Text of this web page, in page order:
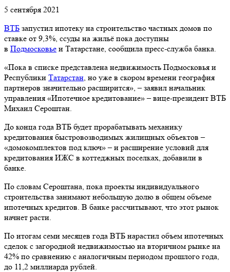
5 сентября 2021
ВТБ запустил ипотеку на строительство частных домов по
ставке от 9,3%, ссуды на жильё пока доступны
в Подмосковье и Татарстане, сообщила пресс-служба банка.
«Пока в списке представлена недвижимость Подмосковья и
Республики Татарстан, но уже в скором времени география
партнеров значительно расширится», – заявил начальник
управления «Ипотечное кредитование» – вице-президент ВТБ
Михаил Сероштан.
До конца года ВТБ будет прорабатывать механику
кредитования быстровозводимых жилищных объектов –
«домокомплектов под ключ» – и расширение условий для
кредитования ИЖС в коттеджных поселках, добавили в
банке.
По словам Сероштана, пока проекты индивидуального
строительства занимают небольшую долю в общем объеме
ипотечных кредитов. В банке рассчитывают, что этот рынок
начнет расти.
По итогам семи месяцев года ВТБ нарастил объем ипотечных
сделок с загородной недвижимостью на вторичном рынке на
42% по сравнению с аналогичным периодом прошлого года,
до 11,2 миллиарда рублей.